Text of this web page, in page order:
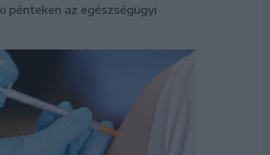
pénteken az egészségügyi